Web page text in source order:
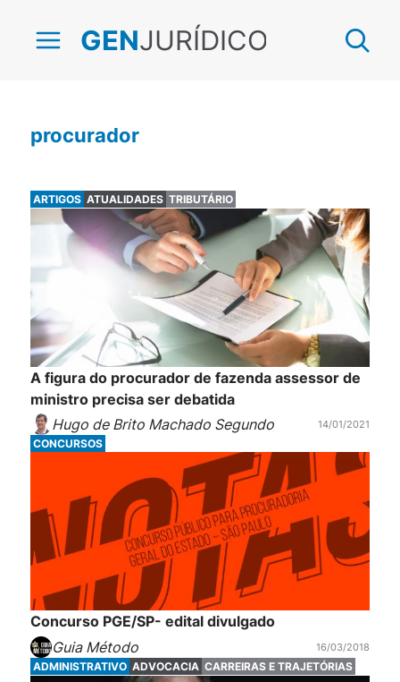
GENJURÍDICO
procurador
ARTIGOS ATUALIDADES TRIBUTÁRIO
A figura do procurador de fazenda assessor de
ministro precisa ser debatida
Hugo de Brito Machado Segundo
14/01/2021
CONCURSOS
Concurso PGE/SP- edital divulgado
Guia Método
16/03/2018
ADMINISTRATIVO ADVOCACIA CARREIRAS E TRAJETÓRIAS